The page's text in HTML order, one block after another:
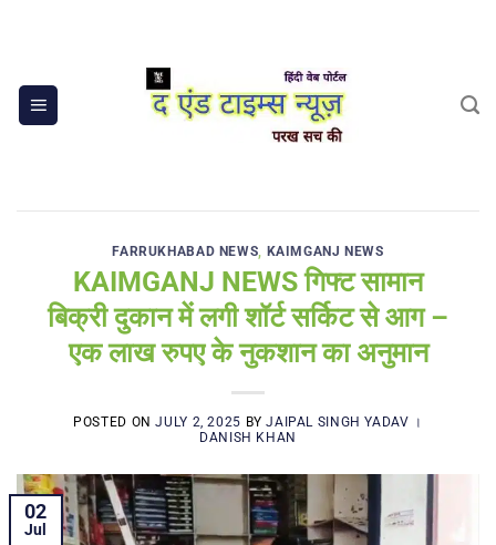
FARRUKHABAD NEWS, KAIMGANJ NEWS
KAIMGANJ NEWS गिफ्ट सामान
बिक्री दुकान में लगी शॉर्ट सर्किट से आग –
एक लाख रुपए के नुकशान का अनुमान
POSTED ONJULY 2, 2025 BYJAIPAL SINGH YADAV ।
DANISH KHAN
02
Jul